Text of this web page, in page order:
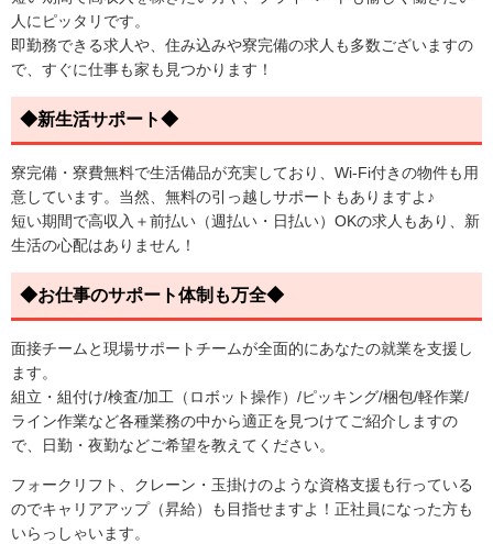
人にピッタリです。
即勤務できる求人や、住み込みや寮完備の求人も多数ございますの
で、すぐに仕事も家も見つかります！
◆新生活サポート◆
寮完備・寮費無料で生活備品が充実しており、Wi-Fi付きの物件も用
意しています。当然、無料の引っ越しサポートもありますよ♪
短い期間で高収入＋前払い（週払い・日払い）OKの求人もあり、新
生活の心配はありません！
◆お仕事のサポート体制も万全◆
面接チームと現場サポートチームが全面的にあなたの就業を支援し
ます。
組立・組付け/検査/加工（ロボット操作）/ピッキング/梱包/軽作業/
ライン作業など各種業務の中から適正を見つけてご紹介しますの
で、日勤・夜勤などご希望を教えてください。
フォークリフト、クレーン・玉掛けのような資格支援も行っている
のでキャリアアップ（昇給）も目指せますよ！正社員になった方も
いらっしゃいます。